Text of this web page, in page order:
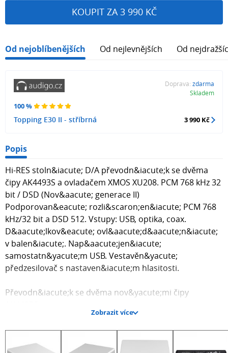
KOUPIT ZA 3 990 KČ
Od nejoblíbenějších Od nejlevnějších Od
100 %
Topping E30 II - stříbrná
Doprava: zdarma
Skladem
3 990 Kč
Popis
Hi-RES stoln&iacute; D/A převodn&iacute;k se dvěma
čipy AK4493S a ovladačem XMOS XU208. PCM 768 kHz 32
bit / DSD (Nov&aacute; generace II)
Podporovan&eacute; rozli&scaron;en&iacute; PCM 768
kHz/32 bit a DSD 512. Vstupy: USB, optika, coax.
D&aacute;lkov&eacute; ovl&aacute;d&aacute;n&iacute;
v balen&iacute;. Nap&aacute;jen&iacute;
samostatn&yacute;m USB. Vestavěn&yacute;
předzesilovač s nastaven&iacute;m hlasitosti.
Převodn&iacute;k se dvěma nov&yacute;mi čipy
Druh&aacute; generace převodn&iacute;ku E30
přid&aacute;v&aacute; druh&yacute; čip AK4493S pro
je&scaron;tě precizněj&scaron;&iacute;
Zobrazit více